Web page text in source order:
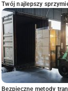
Twój najlepszy
Bezpieczne metody